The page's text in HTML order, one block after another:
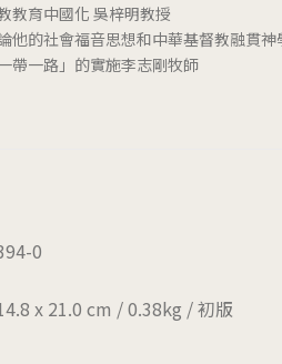
教育中國化 吳梓明教授
的社會福音思想和中華基督教融貫神
帶一路」的實施李志剛牧師
0
x 21.0 cm / 0.38kg / 初版